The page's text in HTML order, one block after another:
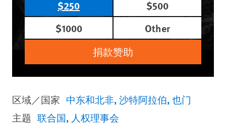
$250
$500
$1000
Other
捐款赞助
区域／国家 中东和北非 沙特阿拉伯 也门
主题 联合国 人权理事会